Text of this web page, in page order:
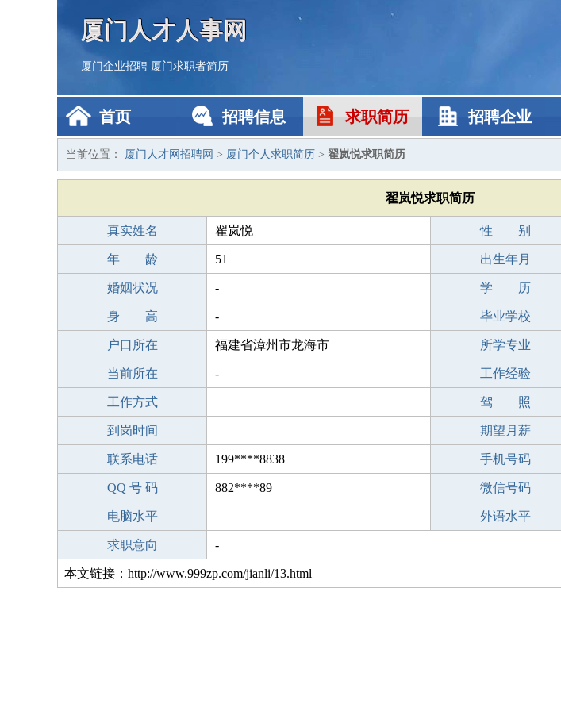
厦门人才人事网
厦门企业招聘 厦门求职者简历
首页 招聘信息 求职简历 招聘企业
当前位置： 厦门人才网招聘网 > 厦门个人求职简历 > 翟岚悦求职简历
翟岚悦求职简历
真实姓名 翟岚悦 性 别
年 龄 51 出生年月
婚姻状况 - 学 历
身 高 - 毕业学校
户口所在 福建省漳州市龙海市 所学专业
当前所在 - 工作经验
工作方式 驾 照
到岗时间 期望月薪
联系电话 199****8838 手机号码
QQ 号 码 882****89 微信号码
电脑水平 外语水平
求职意向 -
本文链接：http://www.999zp.com/jianli/13.html